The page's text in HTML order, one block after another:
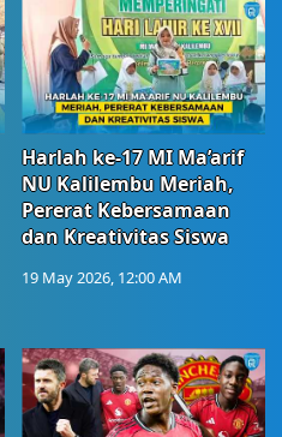
Harlah ke-17 MI Ma’arif
NU Kalilembu Meriah,
Pererat Kebersamaan
dan Kreativitas Siswa
19 May 2026, 12:00 AM